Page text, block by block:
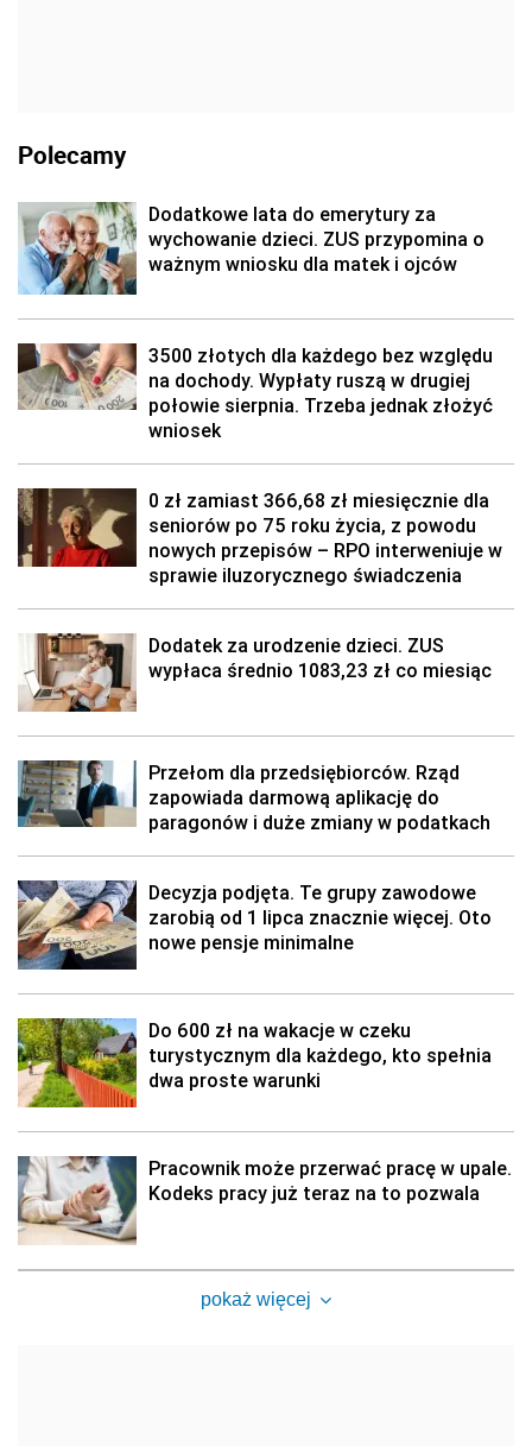
Polecamy
Dodatkowe lata do emerytury za
wychowanie dzieci. ZUS przypomina o
ważnym wniosku dla matek i ojców
3500 złotych dla każdego bez względu
na dochody. Wypłaty ruszą w drugiej
połowie sierpnia. Trzeba jednak złożyć
wniosek
0 zł zamiast 366,68 zł miesięcznie dla
seniorów po 75 roku życia, z powodu
nowych przepisów – RPO interweniuje w
sprawie iluzorycznego świadczenia
Dodatek za urodzenie dzieci. ZUS
wypłaca średnio 1083,23 zł co miesiąc
Przełom dla przedsiębiorców. Rząd
zapowiada darmową aplikację do
paragonów i duże zmiany w podatkach
Decyzja podjęta. Te grupy zawodowe
zarobią od 1 lipca znacznie więcej. Oto
nowe pensje minimalne
Do 600 zł na wakacje w czeku
turystycznym dla każdego, kto spełnia
dwa proste warunki
Pracownik może przerwać pracę w upale.
Kodeks pracy już teraz na to pozwala
pokaż więcej